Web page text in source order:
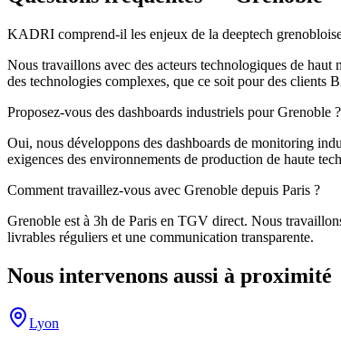
KADRI comprend-il les enjeux de la deeptech
Nous travaillons avec des acteurs technologiques de
des technologies complexes, que ce soit pour des clients
Proposez-vous des dashboards industriels pour Grenoble ?
Oui, nous développons des dashboards de monitoring
exigences des environnements de production de haute
Comment travaillez-vous avec Grenoble depuis Paris ?
Grenoble est à 3h de Paris en TGV direct. Nous
livrables réguliers et une communication transparente.
Nous intervenons aussi à proximité
Lyon